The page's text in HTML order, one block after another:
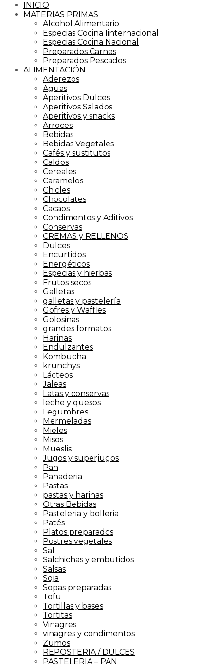
INICIO
MATERIAS PRIMAS
Alcohol Alimentario
Especias Cocina Iinternacional
Especias Cocina Nacional
Preparados Carnes
Preparados Pescados
ALIMENTACIÓN
Aderezos
Aguas
Aperitivos Dulces
Aperitivos Salados
Aperitivos y snacks
Arroces
Bebidas
Bebidas Vegetales
Cafés y sustitutos
Caldos
Cereales
Caramelos
Chicles
Chocolates
Cacaos
Condimentos y Aditivos
Conservas
CREMAS y RELLENOS
Dulces
Encurtidos
Energéticos
Especias y hierbas
Frutos secos
Galletas
galletas y pastelería
Gofres y Waffles
Golosinas
grandes formatos
Harinas
Endulzantes
Kombucha
krunchys
Lácteos
Jaleas
Latas y conservas
leche y quesos
Legumbres
Mermeladas
Mieles
Misos
Mueslis
Jugos y superjugos
Pan
Panaderia
Pastas
pastas y harinas
Otras Bebidas
Pasteleria y bolleria
Patés
Platos preparados
Postres vegetales
Sal
Salchichas y embutidos
Salsas
Soja
Sopas preparadas
Tofu
Tortillas y bases
Tortitas
Vinagres
vinagres y condimentos
Zumos
REPOSTERIA / DULCES
PASTELERIA – PAN